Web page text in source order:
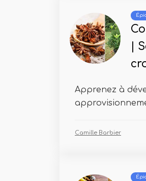
|
Apprenez à
Camille Barbier